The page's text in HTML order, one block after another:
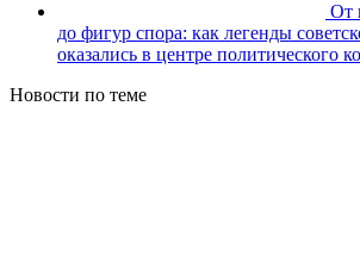
От
до фигур спора: как легенды
оказались в центре политического
Новости по теме